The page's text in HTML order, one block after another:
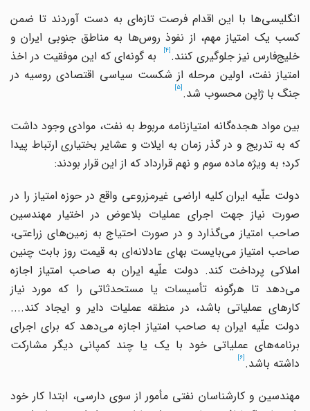
انگلیسیها با این اقدام فرصت تازهای به دست آوردند تا ضمن
کسب یک امتیاز مهم، از نفوذ روسها به مناطق جنوبی ایران و
خلیجفارس نیز جلوگیری کنند. به گونهای که این موفقیت در اخذ
امتیاز نفت، اولین مرحله از شکست سیاسی اقتصادی روسیه در
جنگ با ژاپن محسوب شد.
بین مواد هجدهگانه امتیازنامه مربوط به نفت، موادی وجود داشت
که به تدریج و در گذر زمان به ایلات و عشایر بختیاری ارتباط پیدا
کرد؛ به ویژه ماده سوم و نهم قرارداد که از این قرار بودند:
دولت علّیه ایران کلیه اراضی غیرمزروعی واقع در حوزه امتیاز را در
صورت نیاز جهت اجرای عملیات بلاعوض در اختیار مهندسین
صاحب امتیاز میگذارد و در صورت احتیاج به زمینهای زراعتی،
صاحب امتیاز میبایست بهای عادلانهای به قیمت روز بابت چنین
املاکی پرداخت کند. دولت علّیه ایران به صاحب امتیاز اجازه
میدهد تا هرگونه تأسیسات یا مستحدثاتی را که مورد نیاز
کارهای عملیاتی باشد، در منطقه عملیات دایر و ایجاد کند....
دولت علّیه ایران به صاحب امتیاز اجازه میدهد که برای اجرای
برنامههای عملیاتی خود با یک یا چند کمپانی دیگر مشارکت
داشته باشد.
مهندسین و کارشناسان نفتی مأمور از سوی دارسی، ابتدا کار خود